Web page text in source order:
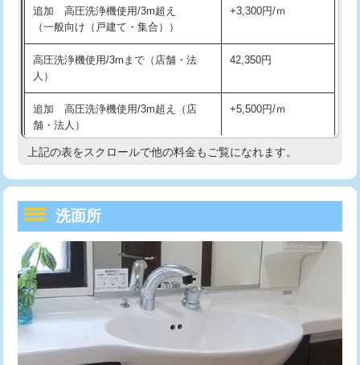
マス交換（深さ50㎝以上） 66,000円
コンクリート斫り（厚さ10㎝まで） 27,500円
コンクリート斫り（厚さ10㎝超え）
モルタル補修（厚さ10㎝まで）
モルタル補修（厚さ10㎝超え） 38,500円
洗面台設置 38,500円
追加人工
廃棄・処分 現場見積
※給水管工事は20mmまでの価格です。
持込商品取付（混合水栓） 16,500円
給水管工事※（ホール加工)
給水管工事※（バンド止め) 3,300円
給水管工事※（支持金具設置) 5,500円
給水管工事※（保温材使用（バンド止
め込み）)
5,500円
給水管工事※（土の掘削・埋め戻し作
業)
11,000円
給水管工事※（塩ビ管（VP・HI）使
用/3ｍまで)
33,000円
給水管工事※（塩ビ管（VP・HI）使
用（追加）/3ｍ超え)
追加 高圧洗浄機使用/3m超え
（一般向け（戸建て・集合））
+3,300円/ｍ
高圧洗浄機使用/3mまで（店舗・法
人）
42,350円
追加 高圧洗浄機使用/3m超え（店
舗・法人）
+5,500円/ｍ
高度高圧洗浄換 現地調査
トーラー機使用/3mまで
追加トーラー機使用/3m超え +3,300円
カメラ調査 33,000円
桝清掃
止水・漏水調査・防水処理・清掃・修
11,000円
上記の表をスクロールで他の料金もご覧になれます。
洗面所